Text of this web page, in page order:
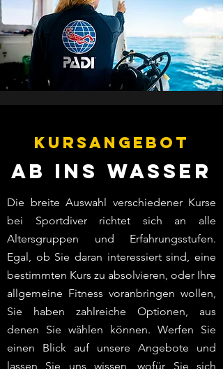
KURSANGEBOT
Ab ins Wasser
Die breite Auswahl verschiedener Kurse
bei Sportdiver richtet sich an alle
Altersgruppen und Erfahrungsstufen.
Egal, ob Sie daran interessiert sind, eine
bestimmten Kurs zu absolvieren, oder Ihre
allgemeine Fitness voranbringen wollen,
Sie haben zahlreiche Optionen, aus
denen Sie wählen können. Werfen Sie
einen Blick auf unsere Angebote und
lassen Sie uns wissen, wofür Sie sich